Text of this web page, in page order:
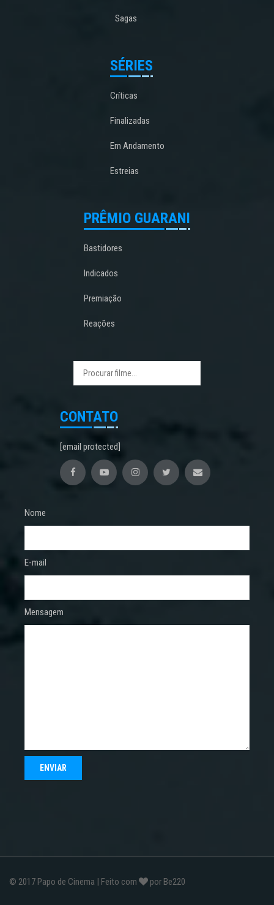
Sagas
SÉRIES
Críticas
Finalizadas
Em Andamento
Estreias
PRÊMIO GUARANI
Bastidores
Indicados
Premiação
Reações
CONTATO
[email protected]
Nome
E-mail
Mensagem
© 2017 Papo de Cinema | Feito com por Be220